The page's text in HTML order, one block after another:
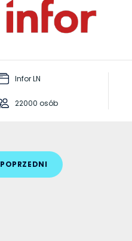
Infor LN
22000 osób
POPRZEDNI